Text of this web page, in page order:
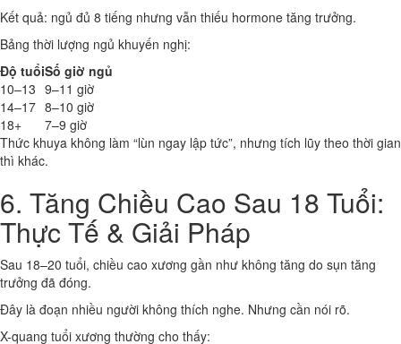
Kết quả: ngủ đủ 8 tiếng nhưng vẫn thiếu hormone tăng trưởng.
Bảng thời lượng ngủ khuyến nghị:
Độ tuổiSố giờ ngủ
10–13 9–11 giờ
14–17 8–10 giờ
18+
7–9 giờ
Thức khuya không làm “lùn ngay lập tức”, nhưng tích lũy theo thời gian
thì khác.
6. Tăng Chiều Cao Sau 18 Tuổi:
Thực Tế & Giải Pháp
Sau 18–20 tuổi, chiều cao xương gần như không tăng do sụn tăng
trưởng đã đóng.
Đây là đoạn nhiều người không thích nghe. Nhưng cần nói rõ.
X-quang tuổi xương thường cho thấy: